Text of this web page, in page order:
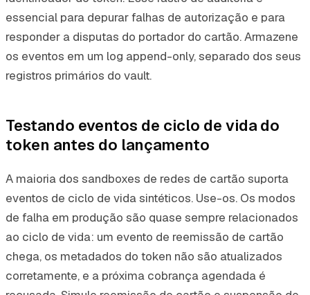
essencial para depurar falhas de autorização e para
responder a disputas do portador do cartão. Armazene
os eventos em um log append-only, separado dos seus
registros primários do vault.
Testando eventos de ciclo de vida do
token antes do lançamento
A maioria dos sandboxes de redes de cartão suporta
eventos de ciclo de vida sintéticos. Use-os. Os modos
de falha em produção são quase sempre relacionados
ao ciclo de vida: um evento de reemissão de cartão
chega, os metadados do token não são atualizados
corretamente, e a próxima cobrança agendada é